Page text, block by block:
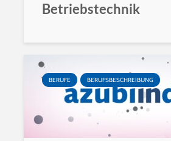
Betriebstechnik
BERUFE BERUFSBESCHREIBUNG